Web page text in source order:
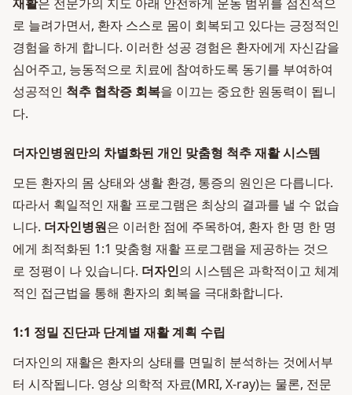
로 늘려가면서, 환자 스스로 몸이 회복되고 있다는 긍정적인
경험을 하게 합니다. 이러한 성공 경험은 환자에게 자신감을
심어주고, 능동적으로 치료에 참여하도록 동기를 부여하여
성공적인 척추 협착증 회복을 이끄는 중요한 원동력이 됩니
다.
더자인병원만의 차별화된 개인 맞춤형 척추 재활 시스템
모든 환자의 몸 상태와 생활 환경, 통증의 원인은 다릅니다.
따라서 획일적인 재활 프로그램은 최상의 결과를 낼 수 없습
니다. 더자인병원은 이러한 점에 주목하여, 환자 한 명 한 명
에게 최적화된 1:1 맞춤형 재활 프로그램을 제공하는 것으
로 정평이 나 있습니다. 더자인의 시스템은 과학적이고 체계
적인 접근법을 통해 환자의 회복을 극대화합니다.
1:1 정밀 진단과 단계별 재활 계획 수립
더자인의 재활은 환자의 상태를 면밀히 분석하는 것에서부
터 시작됩니다. 영상 의학적 자료(MRI, X-ray)는 물론, 전문